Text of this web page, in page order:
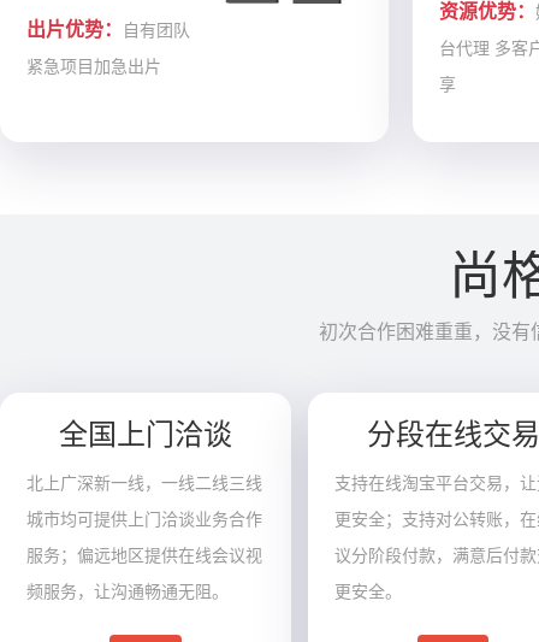
出片优势：
自有团队
紧急项目加急出片
资源优势：
台代理 多客
享
尚
初次合作困难重重，没
全国上门洽谈
北上广深新一线，一线二线三线
城市均可提供上门洽谈业务合作
服务；偏远地区提供在线会议视
频服务，让沟通畅通无阻。
分段在线交易
支持在线淘宝平台交易，
更安全；支持对公转账，
议分阶段付款，满意后付
更安全。